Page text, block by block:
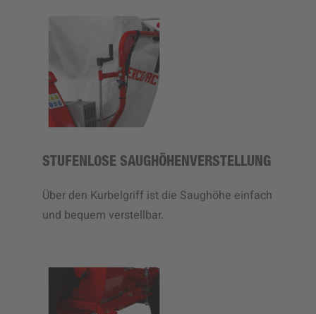
STUFENLOSE SAUGHÖHENVERSTELLUNG
Über den Kurbelgriff ist die Saughöhe einfach
und bequem verstellbar.